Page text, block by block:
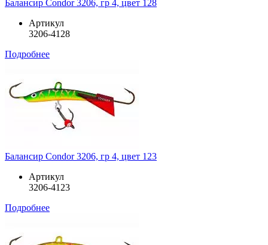
Балансир Condor 3206, гр 4, цвет 128
Артикул
3206-4128
Подробнее
Балансир Condor 3206, гр 4, цвет 123
Артикул
3206-4123
Подробнее